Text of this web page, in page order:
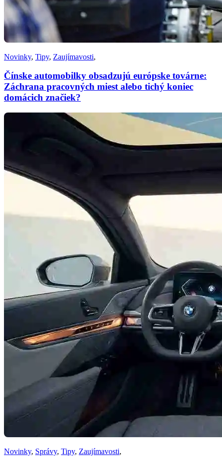
Novinky, Tipy, Zaujímavosti,
Čínske automobilky obsadzujú európske továrne:
Záchrana pracovných miest alebo tichý koniec
domácich značiek?
Novinky, Správy, Tipy, Zaujímavosti,